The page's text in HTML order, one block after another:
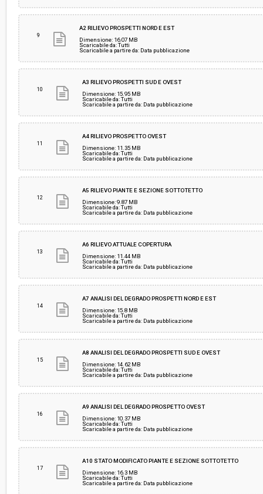
9
A2 RILIEVO PROSPETTI NORD E EST
Dimensione: 16.07 MB
Scaricabile da: Tutti
Scaricabile a partire da: Data pubblicazione
10
A3 RILIEVO PROSPETTI SUD E OVEST
Dimensione: 15.95 MB
Scaricabile da: Tutti
Scaricabile a partire da: Data pubblicazione
11
A4 RILIEVO PROSPETTO OVEST
Dimensione: 11.35 MB
Scaricabile da: Tutti
Scaricabile a partire da: Data pubblicazione
12
A5 RILIEVO PIANTE E SEZIONE SOTTOTETTO
Dimensione: 9.87 MB
Scaricabile da: Tutti
Scaricabile a partire da: Data pubblicazione
13
A6 RILIEVO ATTUALE COPERTURA
Dimensione: 11.44 MB
Scaricabile da: Tutti
Scaricabile a partire da: Data pubblicazione
14
A7 ANALISI DEL DEGRADO PROSPETTI NORD E EST
Dimensione: 15.8 MB
Scaricabile da: Tutti
Scaricabile a partire da: Data pubblicazione
15
A8 ANALISI DEL DEGRADO PROSPETTI SUD E OVEST
Dimensione: 14.62 MB
Scaricabile da: Tutti
Scaricabile a partire da: Data pubblicazione
16
A9 ANALISI DEL DEGRADO PROSPETTO OVEST
Dimensione: 10.37 MB
Scaricabile da: Tutti
Scaricabile a partire da: Data pubblicazione
17
A10 STATO MODIFICATO PIANTE E SEZIONE SOTTOTETTO
Dimensione: 16.3 MB
Scaricabile da: Tutti
Scaricabile a partire da: Data pubblicazione